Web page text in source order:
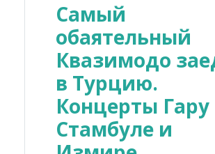
Самый
обаятельный
Квазимодо
в Турцию.
Концерты Гару
Стамбуле и